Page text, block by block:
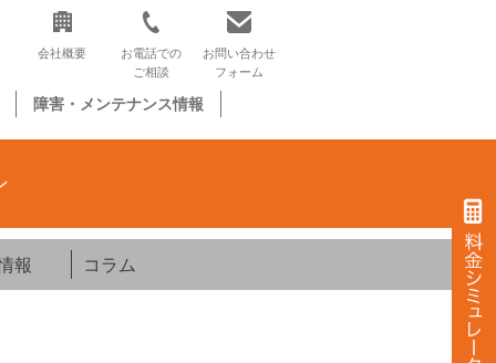
会社概要
お電話での
ご相談
お問い合わせ
フォーム
障害・メンテナンス情報
報 コラム